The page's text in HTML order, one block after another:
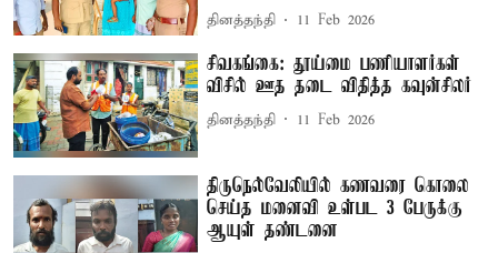
தினத்தந்தி 11 Feb 2026
சிவகங்கை: தூய்மை பணியாளர்கள்
விசில் ஊத தடை விதித்த கவுன்சிலர்
தினத்தந்தி 11 Feb 2026
திருநெல்வேலியில் கணவரை கொலை
செய்த மனைவி உள்பட 3 பேருக்கு
ஆயுள் தண்டனை